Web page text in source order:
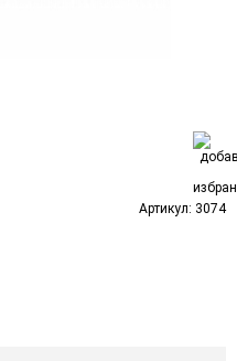
Артикул: 3074